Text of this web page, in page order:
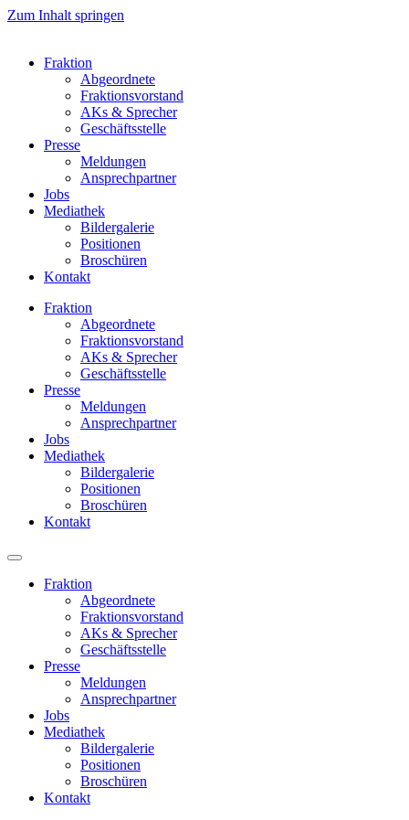
Zum Inhalt springen
Fraktion
Abgeordnete
Fraktions­vorstand
AKs & Sprecher
Geschäftsstelle
Presse
Meldungen
Ansprechpartner
Jobs
Mediathek
Bildergalerie
Positionen
Broschüren
Kontakt
Fraktion
Abgeordnete
Fraktions­vorstand
AKs & Sprecher
Geschäftsstelle
Presse
Meldungen
Ansprechpartner
Jobs
Mediathek
Bildergalerie
Positionen
Broschüren
Kontakt
Fraktion
Abgeordnete
Fraktions­vorstand
AKs & Sprecher
Geschäftsstelle
Presse
Meldungen
Ansprechpartner
Jobs
Mediathek
Bildergalerie
Positionen
Broschüren
Kontakt